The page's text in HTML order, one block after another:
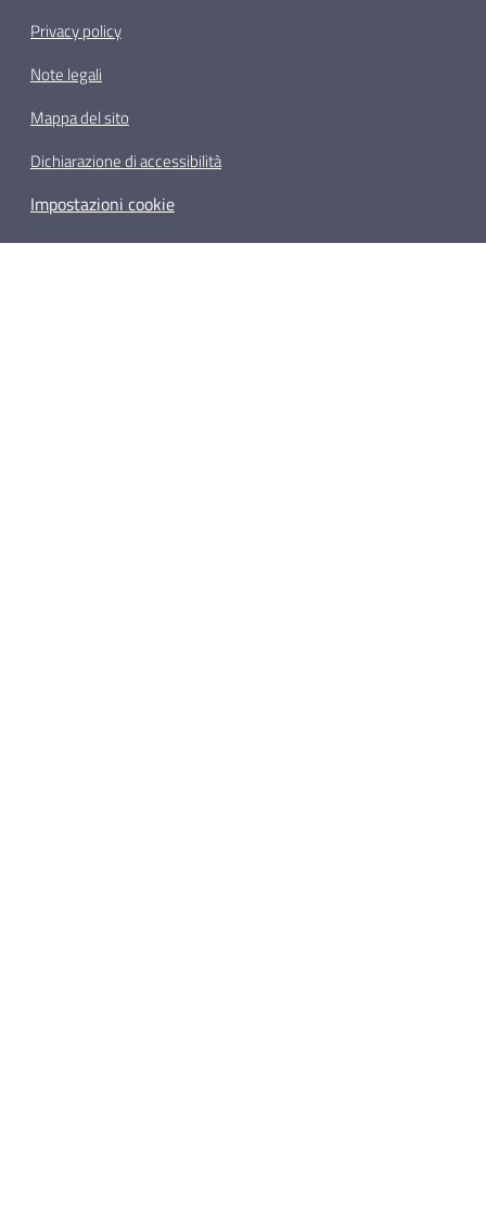
Privacy policy
Note legali
Mappa del sito
Dichiarazione di accessibilità
Impostazioni cookie